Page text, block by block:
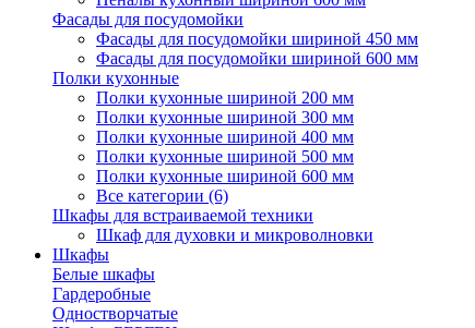
Фасады для посудомойки
Фасады для посудомойки шириной 450 мм
Фасады для посудомойки шириной 600 мм
Полки кухонные
Полки кухонные шириной 200 мм
Полки кухонные шириной 300 мм
Полки кухонные шириной 400 мм
Полки кухонные шириной 500 мм
Полки кухонные шириной 600 мм
Все категории (6)
Шкафы для встраиваемой техники
Шкаф для духовки и микроволновки
Шкафы
Белые шкафы
Гардеробные
Одностворчатые